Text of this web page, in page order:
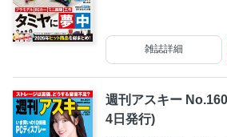
雑誌詳細
週刊アスキー
4日発行)